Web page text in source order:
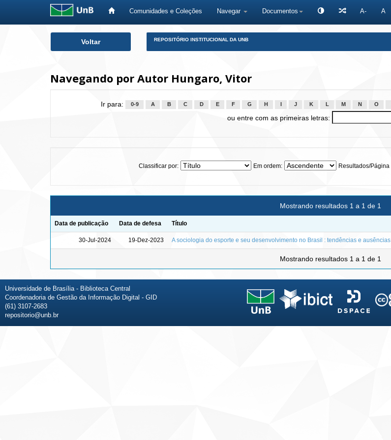
Comunidades e Coleções Navegar Documentos A- A
Voltar REPOSITÓRIO INSTITUCIONAL DA UNB
Navegando por Autor Hungaro, Vitor
Ir para: 0-9 A B C D E F G H J K L M N O
ou entre com as primeiras letras:
Classificar por: Em ordem: Resultados/Página
Mostrando resultados 1 a 1 de 1
Data de publicação Data de defesa Título
30-Jul-2024 19-Dez-2023 A sociologia do esporte e seu desenvolvimento no Brasil : tendências e ausências
Mostrando resultados 1 a 1 de 1
Universidade de Brasília - Biblioteca Central
Coordenadoria de Gestão da Informação Digital - GID
(61) 3107-2683
repositorio@unb.br